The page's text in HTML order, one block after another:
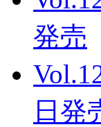
発売
日発